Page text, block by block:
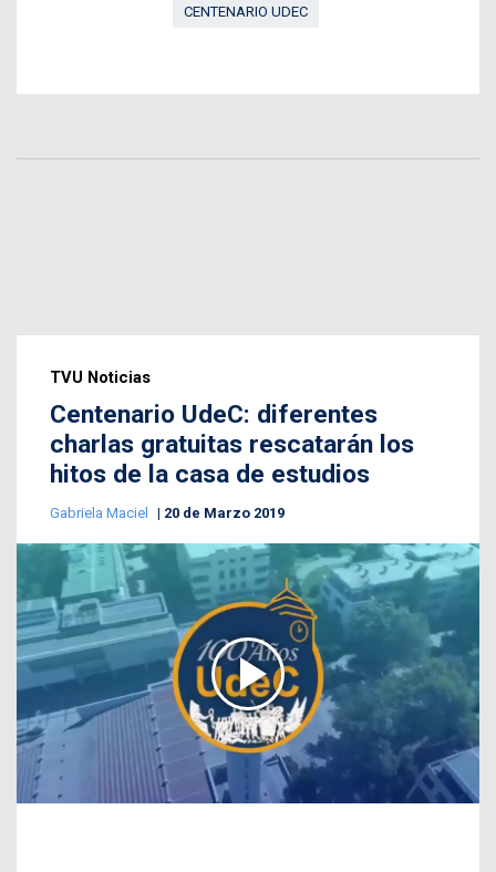
CENTENARIO UDEC
TVU Noticias
Centenario UdeC: diferentes
charlas gratuitas rescatarán los
hitos de la casa de estudios
Gabriela Maciel 20 de Marzo 2019